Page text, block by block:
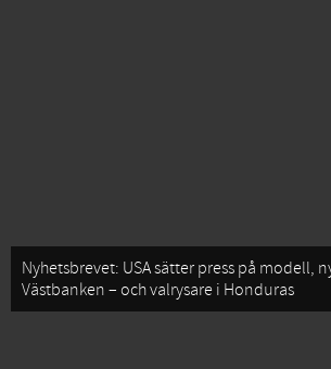
Nyhetsbrevet: USA sätter press på modell,
Västbanken – och valrysare i Honduras